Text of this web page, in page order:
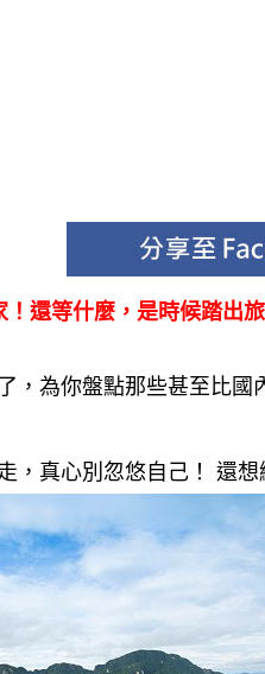
還等什麼，是時候踏出
，為你盤點那些甚至比
，真心別忽悠自己！ 還